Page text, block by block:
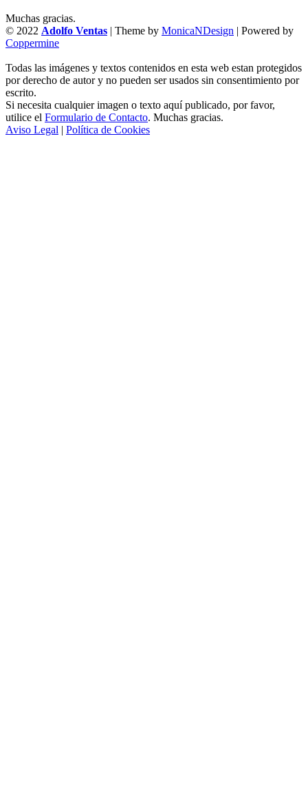
Muchas gracias.
© 2022 Adolfo Ventas | Theme by MonicaNDesign | Powered by
Coppermine
Todas las imágenes y textos contenidos en esta web estan protegidos
por derecho de autor y no pueden ser usados sin consentimiento por
escrito.
Si necesita cualquier imagen o texto aquí publicado, por favor,
utilice el Formulario de Contacto. Muchas gracias.
Aviso Legal | Política de Cookies